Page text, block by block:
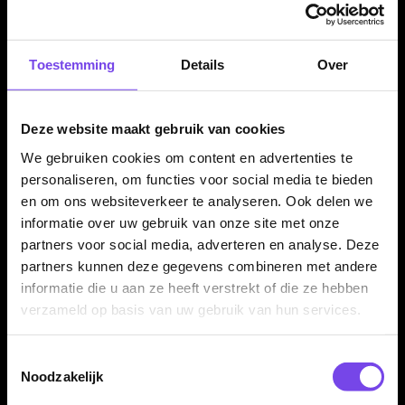
Toestemming Details Over
Deze website maakt gebruik van cookies
We gebruiken cookies om content en advertenties te
personaliseren, om functies voor social media te bieden
en om ons websiteverkeer te analyseren. Ook delen we
informatie over uw gebruik van onze site met onze
partners voor social media, adverteren en analyse. Deze
partners kunnen deze gegevens combineren met andere
informatie die u aan ze heeft verstrekt of die ze hebben
verzameld op basis van uw gebruik van hun services.
Noodzakelijk
Professionele steeltip dartpijlen
darts en bedoeld voor gebruik op een sisal dartbord. Door de
combinatie van 90% tungsten en Caliburn replaceable points
is dit een set voor spelers die serieus met hun materiaal bezig
zijn.
Compleet geleverd als set van 3 dartpijlen